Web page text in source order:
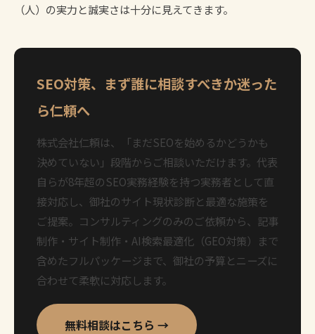
（人）の実力と誠実さは十分に見えてきます。
SEO対策、まず誰に相談すべきか迷った
ら仁頼へ
株式会社仁頼は、「まだSEOを始めるかどうかも
決めていない」段階からご相談いただけます。代表
自らが8年超のSEO実務経験を持つ実務者として直
接対応し、御社のサイト現状診断と最適な施策を
ご提案。コンサルティングのみのご依頼から、記事
制作・サイト制作・AI検索最適化（GEO対策）まで
含めたフルパッケージまで、御社の予算とニーズに
合わせて柔軟に対応します。
無料相談はこちら →